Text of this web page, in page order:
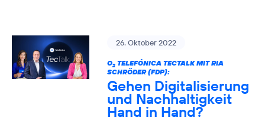
26. Oktober 2022
O2TELEFÓNICA TECTALK MIT RIA
SCHRÖDER (FDP):
Gehen Digitalisierung
und Nachhaltigkeit
Hand in Hand?